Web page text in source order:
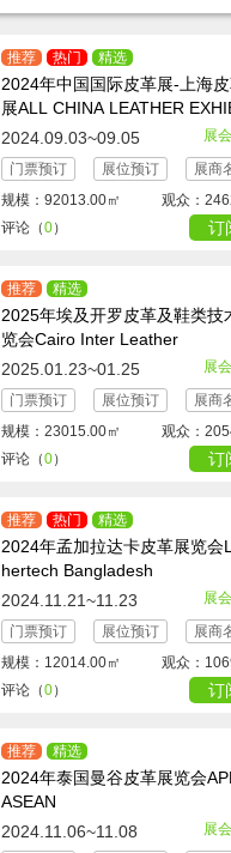
推荐 热门 精选
2024年中国国际皮革展-上海
展ALL CHINA LEATHER EXHIBITI
ON
2024.09.03~09.05
展
门票预订
展位预订
展商
规模：92013.00㎡
观众：
评论（0） 订
推荐 精选
2025年埃及开罗皮革及鞋类技
览会Cairo Inter Leather
2025.01.23~01.25
展
门票预订
展位预订
展商
规模：23015.00㎡
观众：
评论（0） 订
推荐 热门 精选
2024年孟加拉达卡皮革展览会
hertech Bangladesh
2024.11.21~11.23
展
门票预订
展位预订
展商
规模：12014.00㎡
观众：
评论（0） 订
推荐 精选
2024年泰国曼谷皮革展览会
ASEAN
2024.11.06~11.08
展